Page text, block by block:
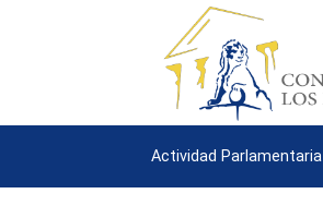
Actividad Parlamentaria